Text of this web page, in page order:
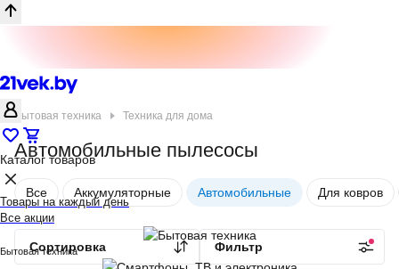
Каталог товаров
Товары на каждый день
Все акции
Бытовая техника
Техника для дома
Бытовая техника
Автомобильные пылесосы
Все Аккумуляторные Автомобильные Для ковров
Сортировка Фильтр